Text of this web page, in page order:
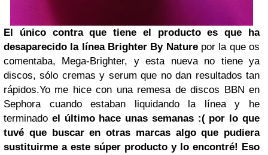
El único contra que tiene el producto es que ha
desaparecido la línea Brighter By Nature por la que os
comentaba, Mega-Brighter, y esta nueva no tiene ya
discos, sólo cremas y serum que no dan resultados tan
rápidos.Yo me hice con una remesa de discos BBN en
Sephora cuando estaban liquidando la línea y he
terminado el último hace unas semanas :( por lo que
tuvé que buscar en otras marcas algo que pudiera
sustituirme a este súper producto y lo encontré! Eso